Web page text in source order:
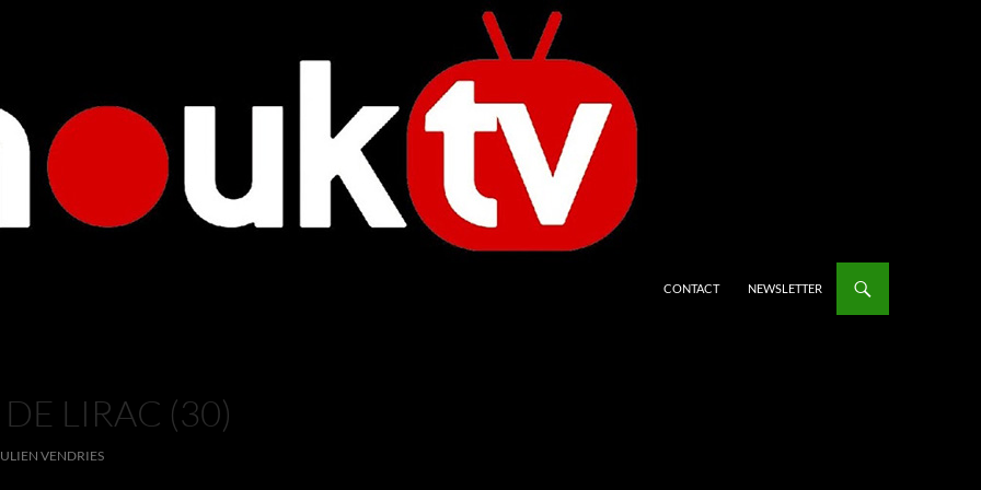
CONTACT NEWSLETTER
LIRAC (30)
VENDRIES